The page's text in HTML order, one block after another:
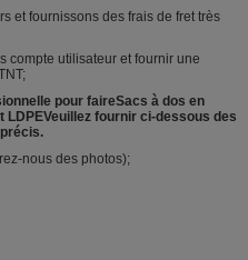
et fournissons des frais de fret très
compte utilisateur et fournir une
pour faireSacs à dos en
LDPEVeuillez fournir ci-dessous des
nous des photos);